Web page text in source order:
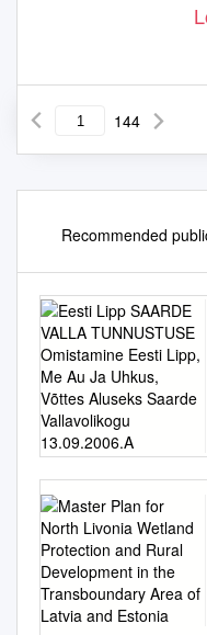
144
Recommended